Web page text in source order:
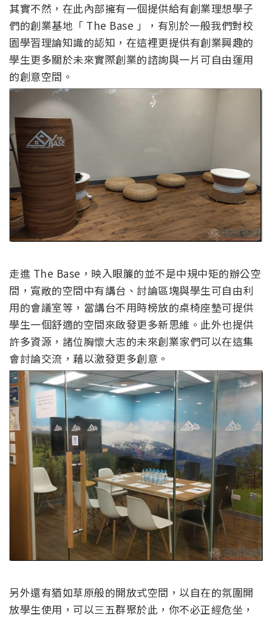
其實不然，在此內部擁有一個提供給有創業理想學子
們的創業基地「 The Base 」，有別於一般我們對校
園學習理論知識的認知，在這裡更提供有創業興趣的
學生更多關於未來實際創業的諮詢與一片可自由運用
的創意空間。
走進 The Base，映入眼簾的並不是中規中矩的辦公空
間，寬敞的空間中有講台、討論區塊與學生可自由利
用的會議室等，當講台不用時榜放的桌椅座墊可提供
學生一個舒適的空間來啟發更多新思維。此外也提供
許多資源，諸位胸懷大志的未來創業家們可以在這集
會討論交流，藉以激發更多創意。
另外還有猶如草原般的開放式空間，以自在的氛圍開
放學生使用，可以三五群聚於此，你不必正經危坐，